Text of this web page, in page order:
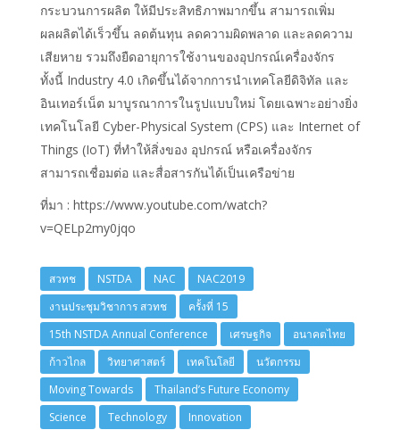
กระบวนการผลิต ให้มีประสิทธิภาพมากขึ้น สามารถเพิ่ม
ผลผลิตได้เร็วขึ้น ลดต้นทุน ลดความผิดพลาด และลดความ
เสียหาย รวมถึงยืดอายุการใช้งานของอุปกรณ์เครื่องจักร
ทั้งนี้ Industry 4.0 เกิดขึ้นได้จากการนำเทคโลยีดิจิทัล และ
อินเทอร์เน็ต มาบูรณาการในรูปแบบใหม่ โดยเฉพาะอย่างยิ่ง
เทคโนโลยี Cyber-Physical System (CPS) และ Internet of
Things (IoT) ที่ทำให้สิ่งของ อุปกรณ์ หรือเครื่องจักร
สามารถเชื่อมต่อ และสื่อสารกันได้เป็นเครือข่าย
ที่มา : https://www.youtube.com/watch?
v=QELp2my0jqo
สวทช NSTDA NAC
NAC2019
งานประชุมวิชาการ สวทช
ครั้งที่ 15
15th NSTDA Annual Conference
เศรษฐกิจ
อนาคตไทย
ก้าวไกล
วิทยาศาสตร์ เทคโนโลยี
นวัตกรรม
Moving Towards
Thailand’s Future Economy
Science
Technology Innovation